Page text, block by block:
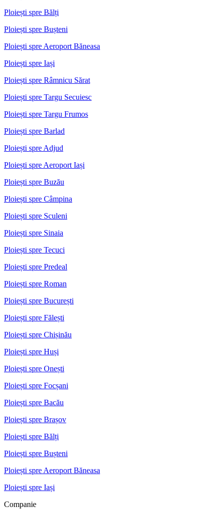
Ploiești spre Bălți
Ploiești spre Bușteni
Ploiești spre Aeroport Băneasa
Ploiești spre Iași
Ploiești spre Râmnicu Sărat
Ploiești spre Targu Secuiesc
Ploiești spre Targu Frumos
Ploiești spre Barlad
Ploiești spre Adjud
Ploiești spre Aeroport Iași
Ploiești spre Buzău
Ploiești spre Câmpina
Ploiești spre Sculeni
Ploiești spre Sinaia
Ploiești spre Tecuci
Ploiești spre Predeal
Ploiești spre Roman
Ploiești spre București
Ploiești spre Fălești
Ploiești spre Chișinău
Ploiești spre Huși
Ploiești spre Onești
Ploiești spre Focșani
Ploiești spre Bacău
Ploiești spre Brașov
Ploiești spre Bălți
Ploiești spre Bușteni
Ploiești spre Aeroport Băneasa
Ploiești spre Iași
Companie